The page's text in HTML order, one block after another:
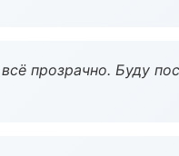
прозрачно. Буду